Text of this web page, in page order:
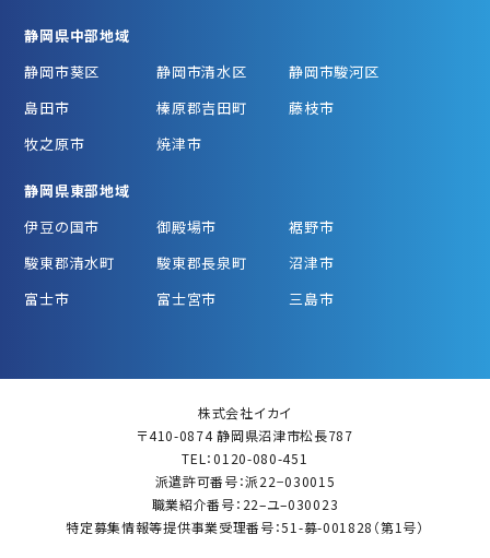
静岡県中部地域
静岡市葵区
静岡市清水区
静岡市駿河区
島田市
榛原郡吉田町
藤枝市
牧之原市
焼津市
静岡県東部地域
伊豆の国市
御殿場市
裾野市
駿東郡清水町
駿東郡長泉町
沼津市
富士市
富士宮市 三島市
株式会社イカイ
〒410-0874 静岡県沼津市松長787
TEL：0120-080-451
派遣許可番号：派22−030015
職業紹介番号：22–ユ–030023
特定募集情報等提供事業受理番号：51-募-001828（第1号）